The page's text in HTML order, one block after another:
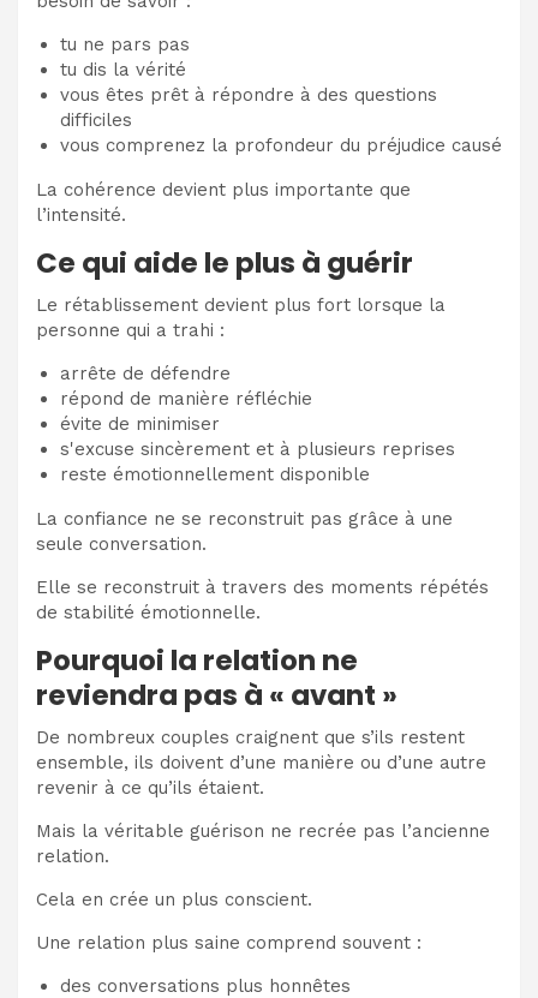
tu ne pars pas
tu dis la vérité
vous êtes prêt à répondre à des questions
difficiles
vous comprenez la profondeur du préjudice causé
La cohérence devient plus importante que
l’intensité.
Ce qui aide le plus à guérir
Le rétablissement devient plus fort lorsque la
personne qui a trahi :
arrête de défendre
répond de manière réfléchie
évite de minimiser
s'excuse sincèrement et à plusieurs reprises
reste émotionnellement disponible
La confiance ne se reconstruit pas grâce à une
seule conversation.
Elle se reconstruit à travers des moments répétés
de stabilité émotionnelle.
Pourquoi la relation ne
reviendra pas à « avant »
De nombreux couples craignent que s’ils restent
ensemble, ils doivent d’une manière ou d’une autre
revenir à ce qu’ils étaient.
Mais la véritable guérison ne recrée pas l’ancienne
relation.
Cela en crée un plus conscient.
Une relation plus saine comprend souvent :
des conversations plus honnêtes